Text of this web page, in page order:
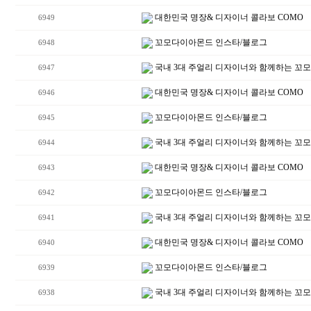
6949 대한민국 명장& 디자이너 콜라보 COMO
6948 꼬모다이아몬드 인스타/블로그
6947 국내 3대 주얼리 디자이너와 함께하는 꼬
6946 대한민국 명장& 디자이너 콜라보 COMO
6945 꼬모다이아몬드 인스타/블로그
6944 국내 3대 주얼리 디자이너와 함께하는 꼬
6943 대한민국 명장& 디자이너 콜라보 COMO
6942 꼬모다이아몬드 인스타/블로그
6941 국내 3대 주얼리 디자이너와 함께하는 꼬
6940 대한민국 명장& 디자이너 콜라보 COMO
6939 꼬모다이아몬드 인스타/블로그
6938 국내 3대 주얼리 디자이너와 함께하는 꼬